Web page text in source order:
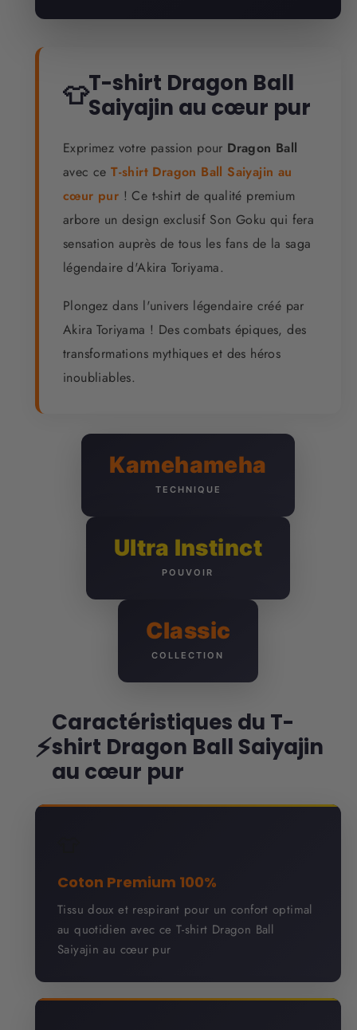
👕T-shirt Dragon Ball
Saiyajin au cœur pur
Exprimez votre passion pour Dragon Ball
avec ceT-shirt Dragon Ball Saiyajin au
cœur pur ! Ce t-shirt de qualité premium
arbore un design exclusif Son Goku qui fera
sensation auprès de tous les fans de la saga
légendaire d'Akira Toriyama.
Plongez dans l'univers légendaire créé par
Akira Toriyama ! Des combats épiques, des
transformations mythiques et des héros
inoubliables.
Kamehameha
TECHNIQUE
Ultra Instinct
POUVOIR
Classic
COLLECTION
⚡
Caractéristiques du T-
shirt Dragon Ball Saiyajin
au cœur pur
Coton Premium 100%
Tissu doux et respirant pour un confort optimal
au quotidien avec ce T-shirt Dragon Ball
Saiyajin au cœur pur